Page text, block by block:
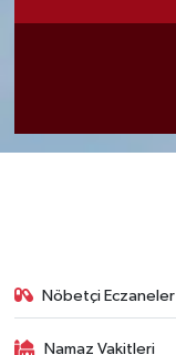
Nöbetçi Eczaneler
Namaz Vakitleri